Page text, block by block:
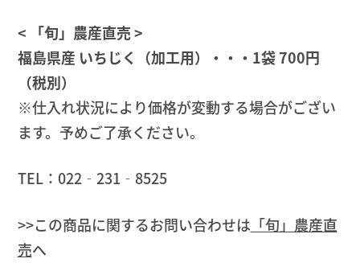
< 「旬」農産直売 >
福島県産 いちじく（加工用）・・・1袋 700円
（税別）
※仕入れ状況により価格が変動する場合がござい
ます。予めご了承ください。
TEL：022‐231‐8525
>>この商品に関するお問い合わせは 「旬」農産直
売へ